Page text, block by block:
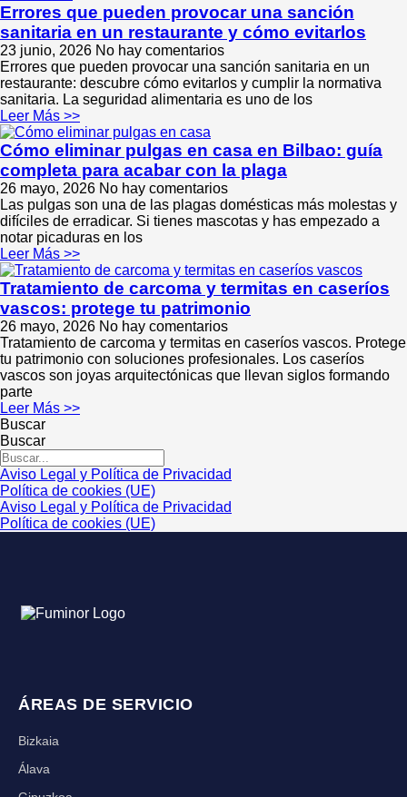
Errores que pueden provocar una sanción
sanitaria en un restaurante y cómo evitarlos
23 junio, 2026 No hay comentarios
Errores que pueden provocar una sanción sanitaria en un
restaurante: descubre cómo evitarlos y cumplir la normativa
sanitaria. La seguridad alimentaria es uno de los
Leer Más >>
Cómo eliminar pulgas en casa en Bilbao: guía
completa para acabar con la plaga
26 mayo, 2026 No hay comentarios
Las pulgas son una de las plagas domésticas más molestas y
difíciles de erradicar. Si tienes mascotas y has empezado a
notar picaduras en los
Leer Más >>
Tratamiento de carcoma y termitas en caseríos
vascos: protege tu patrimonio
26 mayo, 2026 No hay comentarios
Tratamiento de carcoma y termitas en caseríos vascos. Protege
tu patrimonio con soluciones profesionales. Los caseríos
vascos son joyas arquitectónicas que llevan siglos formando
parte
Leer Más >>
Buscar
Buscar
Aviso Legal y Política de Privacidad
Política de cookies (UE)
Aviso Legal y Política de Privacidad
Política de cookies (UE)
ÁREAS DE SERVICIO
Bizkaia
Álava